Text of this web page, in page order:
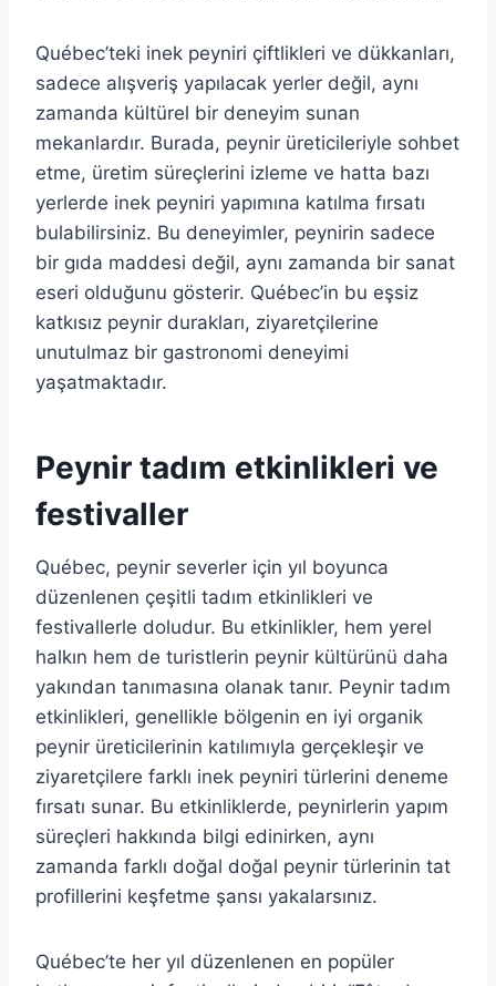
Québec’teki inek peyniri çiftlikleri ve dükkanları,
sadece alışveriş yapılacak yerler değil, aynı
zamanda kültürel bir deneyim sunan
mekanlardır. Burada, peynir üreticileriyle sohbet
etme, üretim süreçlerini izleme ve hatta bazı
yerlerde inek peyniri yapımına katılma fırsatı
bulabilirsiniz. Bu deneyimler, peynirin sadece
bir gıda maddesi değil, aynı zamanda bir sanat
eseri olduğunu gösterir. Québec’in bu eşsiz
katkısız peynir durakları, ziyaretçilerine
unutulmaz bir gastronomi deneyimi
yaşatmaktadır.
Peynir tadım etkinlikleri ve
festivaller
Québec, peynir severler için yıl boyunca
düzenlenen çeşitli tadım etkinlikleri ve
festivallerle doludur. Bu etkinlikler, hem yerel
halkın hem de turistlerin peynir kültürünü daha
yakından tanımasına olanak tanır. Peynir tadım
etkinlikleri, genellikle bölgenin en iyi organik
peynir üreticilerinin katılımıyla gerçekleşir ve
ziyaretçilere farklı inek peyniri türlerini deneme
fırsatı sunar. Bu etkinliklerde, peynirlerin yapım
süreçleri hakkında bilgi edinirken, aynı
zamanda farklı doğal doğal peynir türlerinin tat
profillerini keşfetme şansı yakalarsınız.
Québec’te her yıl düzenlenen en popüler